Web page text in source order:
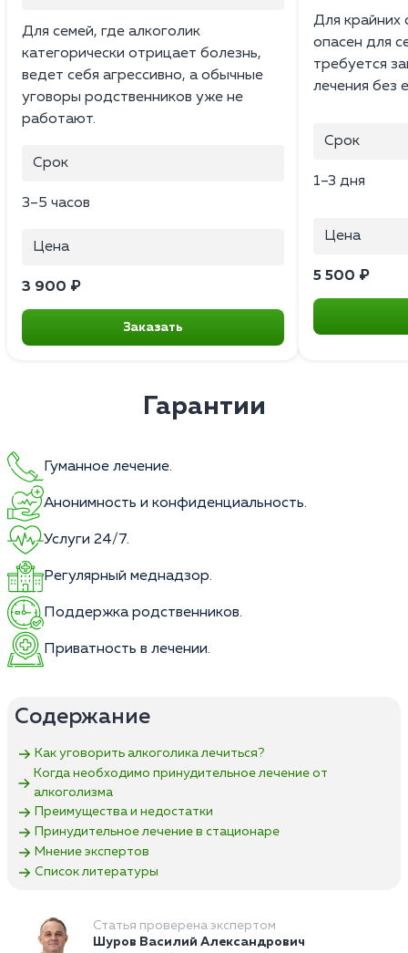
Для семей, где алкоголик
категорически отрицает болезнь,
ведет себя агрессивно, а обычные
уговоры родственников уже не
работают.
Срок
3–5 часов
Цена
3 900 ₽
Заказать
Для крайних
опасен для
требуется
лечения без
Срок
1–3 дня
Цена
5 500 ₽
Гарантии
Гуманное лечение.
Анонимность и конфиденциальность.
Услуги 24/7.
Регулярный меднадзор.
Поддержка родственников.
Приватность в лечении.
Содержание
Как уговорить алкоголика лечиться?
Когда необходимо принудительное лечение от
алкоголизма
Преимущества и недостатки
Принудительное лечение в стационаре
Мнение экспертов
Список литературы
Статья проверена экспертом
Шуров Василий Александрович